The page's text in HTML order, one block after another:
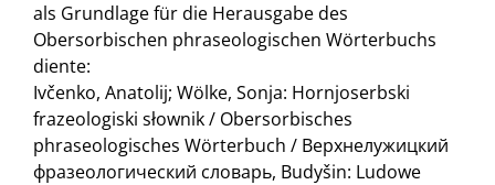
als Grundlage für die Herausgabe des
Obersorbischen phraseologischen Wörterbuchs
diente:
Ivčenko, Anatolij; Wölke, Sonja: Hornjoserbski
frazeologiski słownik / Obersorbisches
phraseologisches Wörterbuch / Верхнелужицкий
фразеологический словарь, Budyšin: Ludowe